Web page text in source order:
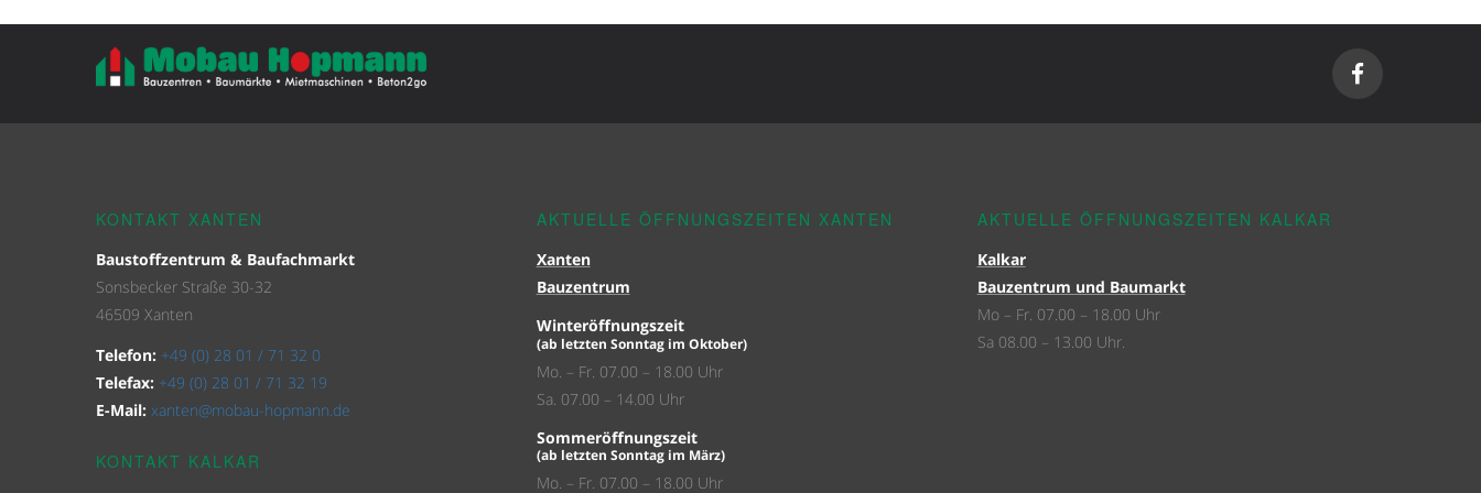
KONTAKT XANTEN
Baustoffzentrum & Baufachmarkt
Sonsbecker Straße 30-32
46509 Xanten
Telefon: +49 (0) 28 01 / 71 32 0
Telefax: +49 (0) 28 01 / 71 32 19
E-Mail: xanten@mobau-hopmann.de
KONTAKT KALKAR
AKTUELLE ÖFFNUNGSZEITEN XANTEN
Xanten
Bauzentrum
Winteröffnungszeit
(ab letzten Sonntag im Oktober)
Mo. – Fr. 07.00 – 18.00 Uhr
Sa. 07.00 – 14.00 Uhr
Sommeröffnungszeit
(ab letzten Sonntag im März)
Mo. – Fr. 07.00 – 18.00 Uhr
AKTUELLE ÖFFNUNGSZEITEN KALKAR
Kalkar
Bauzentrum und Baumarkt
Mo – Fr. 07.00 – 18.00 Uhr
Sa 08.00 – 13.00 Uhr.